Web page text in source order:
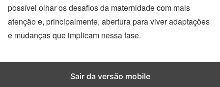
possível olhar os desafios da maternidade com mais
atenção e, principalmente, abertura para viver adaptações
e mudanças que implicam nessa fase.
Sair da versão mobile